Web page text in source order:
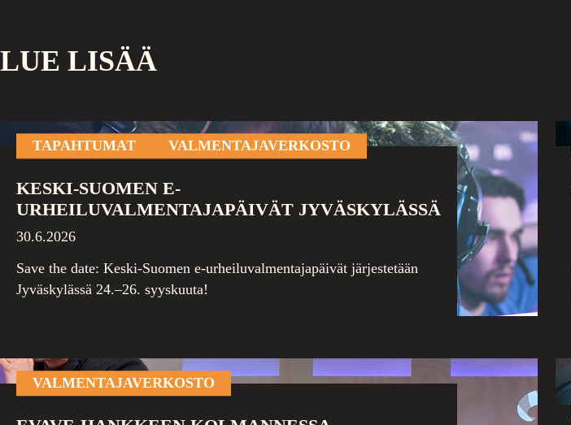
LUE LISÄÄ
TAPAHTUMAT VALMENTAJAVERKOSTO
KESKI-SUOMEN E-
URHEILUVALMENTAJAPÄIVÄT JYVÄSKYLÄSSÄ
30.6.2026
Save the date: Keski-Suomen e-urheiluvalmentajapäivät järjestetään
Jyväskylässä 24.–26. syyskuuta!
VALMENTAJAVERKOSTO